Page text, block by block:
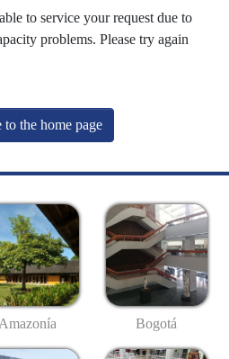
to service your request due to
problems. Please try again
to the home page
Amazonía Bogotá